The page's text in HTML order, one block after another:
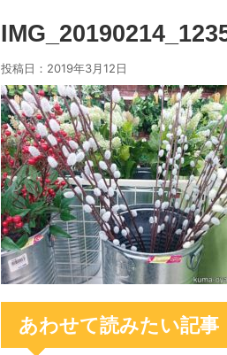
投稿日： 2019年3月12日
あわせて読みたい記事